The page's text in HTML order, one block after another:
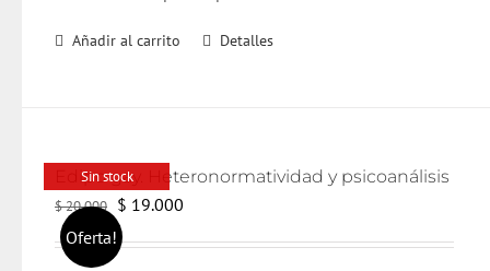
Añadir al carrito Detalles
Sin stock
Oferta!
Edipo gay. Heteronormatividad y psicoanálisis
$20.000 El
precio
original
$ 19.000